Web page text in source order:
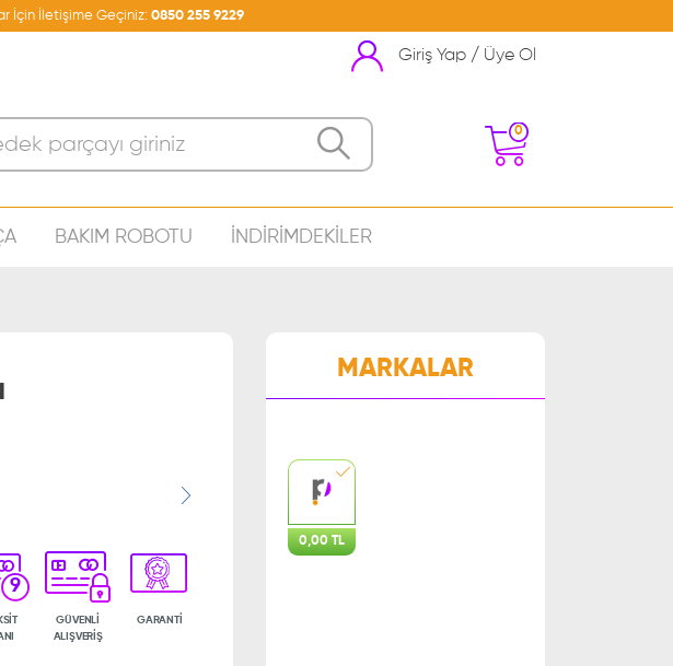
İçin İletişime Geçiniz: 0850 255 9229
Giriş Yap / Üye Ol
0
BAKIM ROBOTU İNDİRİMDEKİLER
9
GÜVENLİ
ALIŞVERİŞ
GARANTİ
MARKALAR
0,00 TL